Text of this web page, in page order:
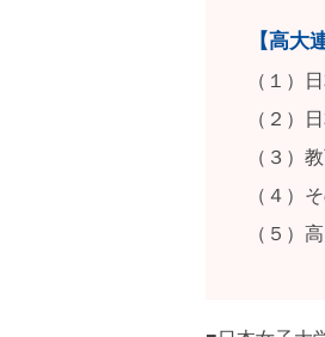
【高大
（１）
（２）
（３）
（４）
（５）